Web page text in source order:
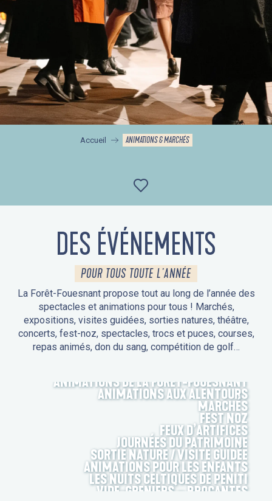
Accueil ANIMATIONS & MARCHÉS
Ajouter aux
DES ÉVÉNEMENTS
POUR TOUS TOUTE L'ANNÉE
La Forêt-Fouesnant propose tout au long de l’année des
spectacles et animations pour tous ! Marchés,
expositions, visites guidées, sorties natures, théâtre,
concerts, fest-noz, spectacles, trocs et puces, courses,
repas animés, don du sang, compétition de golf…
ANIMATIONS DE LA FORÊT-FOUESNANT
ANIMATIONS AUX ALENTOURS
MARCHÉS
FEST NOZ
FEUX D’ARTIFICES
JOURNÉES DU PATRIMOINE
SORTIE NATURE / VISITE GUIDÉE
ANIMATIONS POUR LES ENFANTS
LES NUITS CELTIQUES DE PENITI
VIDE-GRENIERS – BROCANTES